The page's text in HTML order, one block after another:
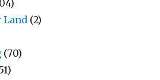
Land (2)
(70)